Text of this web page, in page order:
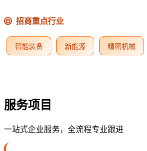
招商重点行业
智能装备 新能源 精密机械
服务项目
一站式企业服务，全流程专业跟进